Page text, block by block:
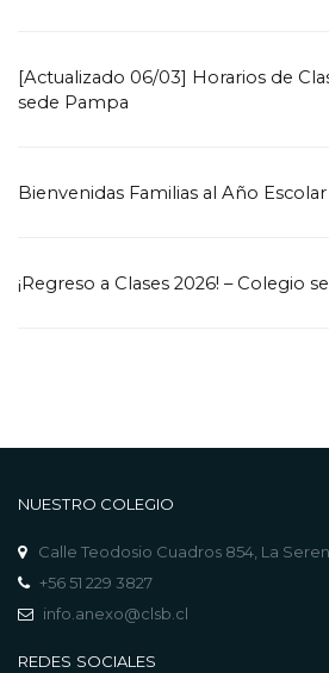
[Actualizado 06/03] Horarios de
sede Pampa
Bienvenidas Familias al Año
¡Regreso a Clases 2026! – Colegio
NUESTRO COLEGIO
Calle Teodosio Cuadros 854, La
+56 51 229 3827
info.anexo@clsb.cl
REDES SOCIALES